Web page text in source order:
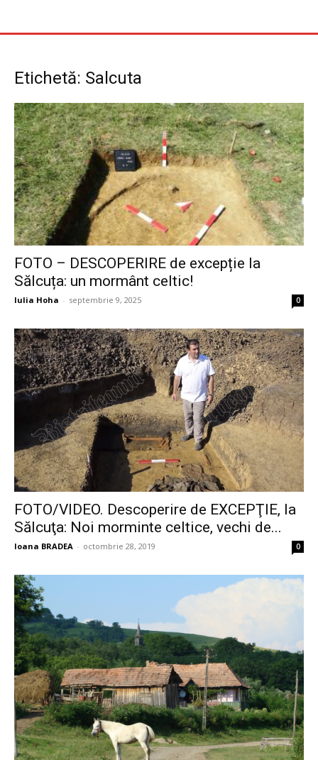
Etichetă: Salcuta
FOTO – DESCOPERIRE de excepție la
Sălcuța: un mormânt celtic!
Iulia Hoha - septembrie 9, 2025 0
FOTO/VIDEO. Descoperire de EXCEPŢIE, la
Sălcuţa: Noi morminte celtice, vechi de...
Ioana BRADEA - octombrie 28, 2019 0